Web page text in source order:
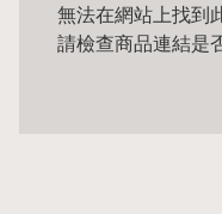
無法在網站上找到
請檢查商品連結是